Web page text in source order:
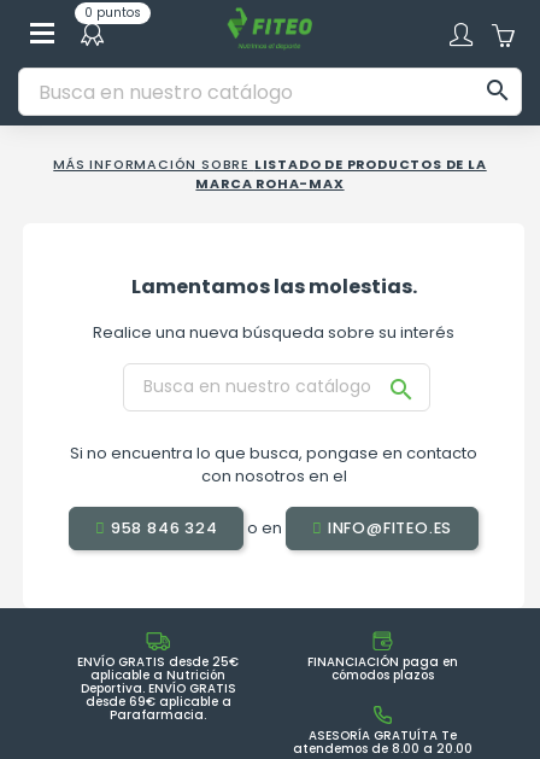
0 puntos

MÁS INFORMACIÓN SOBRE LISTADO DE PRODUCTOS DE LA
MARCA ROHA-MAX
Lamentamos las molestias.
Realice una nueva búsqueda sobre su interés

Si no encuentra lo que busca, pongase en contacto
con nosotros en el
958 846 324 o en INFO@FITEO.ES
ENVÍO GRATIS desde 25€
aplicable a Nutrición
Deportiva. ENVÍO GRATIS
desde 69€ aplicable a
Parafarmacia.
FINANCIACIÓN paga en
cómodos plazos
ASESORÍA GRATUÍTA Te
atendemos de 8.00 a 20.00